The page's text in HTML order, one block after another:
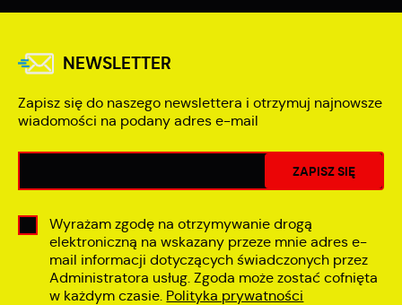
NEWSLETTER
Zapisz się do naszego newslettera i otrzymuj najnowsze
wiadomości na podany adres e-mail
Wyrażam zgodę na otrzymywanie drogą
elektroniczną na wskazany przeze mnie adres e-
mail informacji dotyczących świadczonych przez
Administratora usług. Zgoda może zostać cofnięta
w każdym czasie. Polityka prywatności